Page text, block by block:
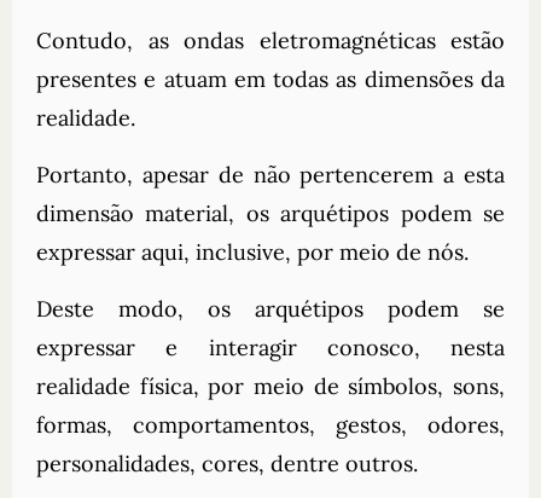
Contudo, as ondas eletromagnéticas estão
presentes e atuam em todas as dimensões da
realidade.
Portanto, apesar de não pertencerem a esta
dimensão material, os arquétipos podem se
expressar aqui, inclusive, por meio de nós.
Deste modo, os arquétipos podem se
expressar e interagir conosco, nesta
realidade física, por meio de símbolos, sons,
formas, comportamentos, gestos, odores,
personalidades, cores, dentre outros.